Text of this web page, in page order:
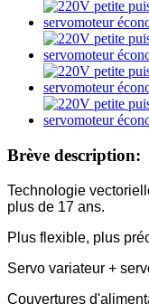
Brève description:
Technologie
plus de 17 ans.
Plus flexible, plus
Servo variateur +
Couvertures